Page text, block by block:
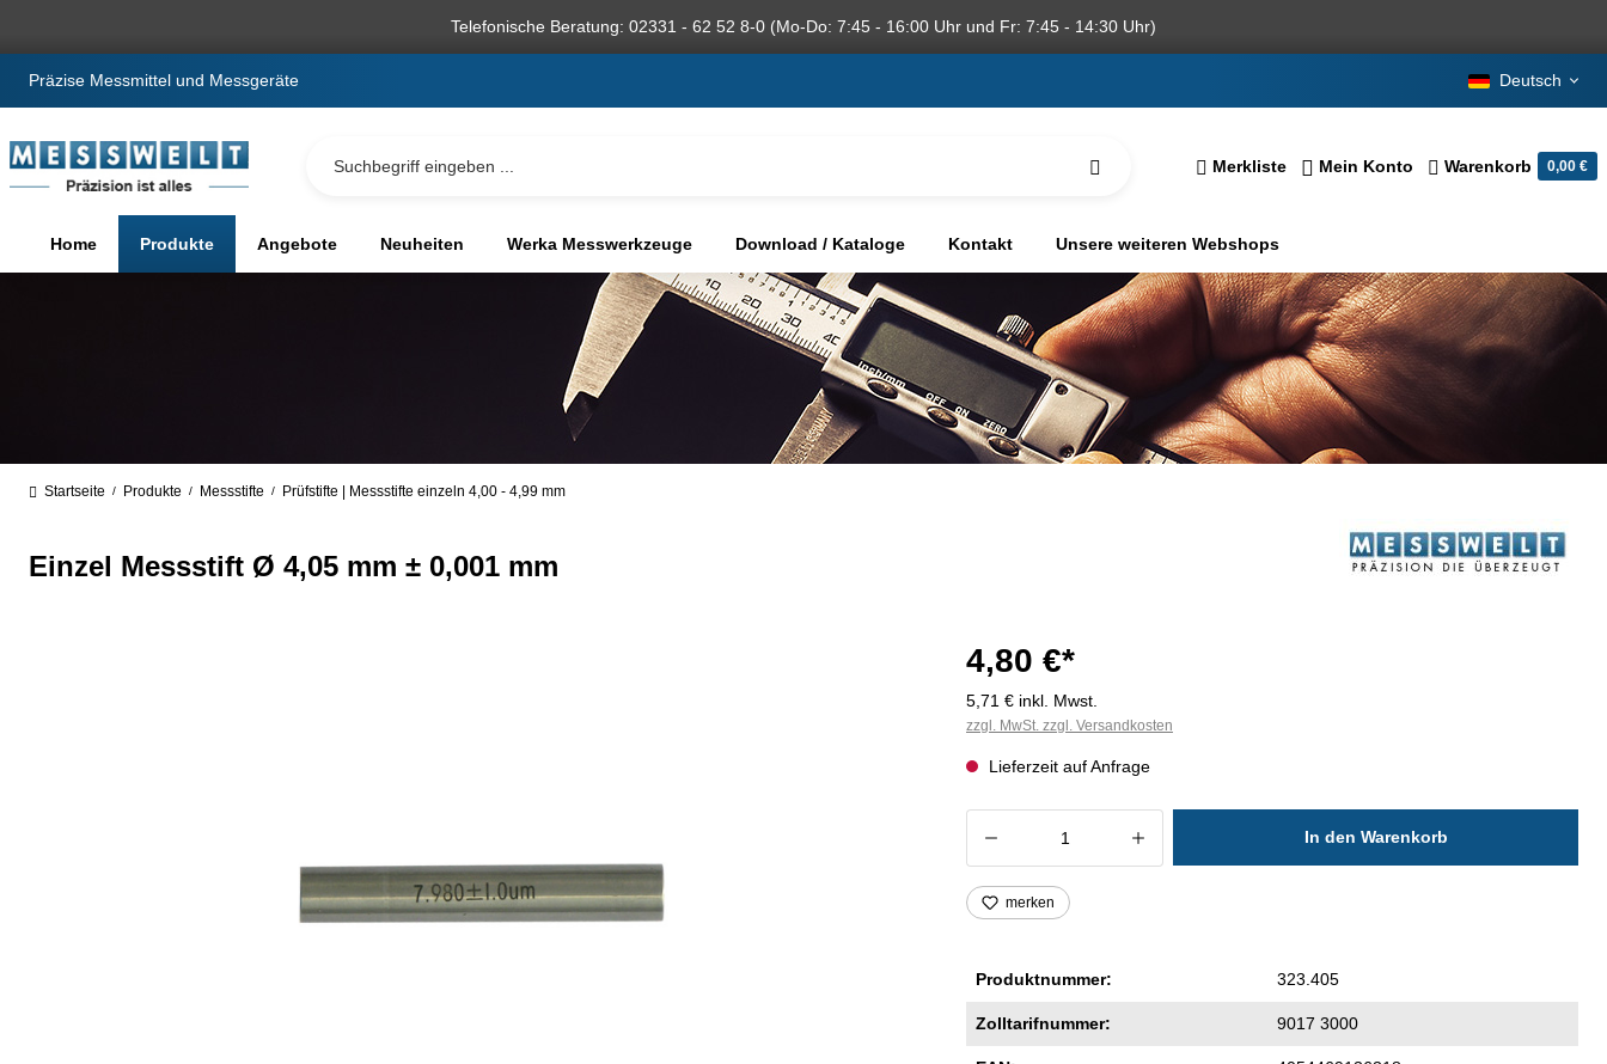
Telefonische Beratung: 02331 - 62 52 8-0 (Mo-Do: 7:45 - 16:00 Uhr und Fr: 7:45 - 14:30 Uhr)
Präzise Messmittel und Messgeräte Deutsch
Merkliste Mein Konto Warenkorb 0,00 €
Home Produkte Angebote Neuheiten Werka Messwerkzeuge Download / Kataloge Kontakt Unsere weiteren Webshops
Startseite / Produkte / Messstifte / Prüfstifte | Messstifte einzeln 4,00 - 4,99 mm
Einzel Messstift Ø 4,05 mm ± 0,001 mm
4,80 €*
5,71 € inkl. Mwst.
zzgl. MwSt. zzgl. Versandkosten
Lieferzeit auf Anfrage
Produkt Anzahl: Gib den gewünschten Wert
In den Warenkorb
merken
Produktnummer: 323.405
Zolltarifnummer: 9017 3000